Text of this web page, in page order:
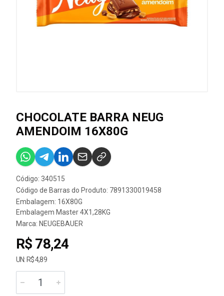
CHOCOLATE BARRA NEUG
AMENDOIM 16X80G
Código: 340515
Código de Barras do Produto: 7891330019458
Embalagem: 16X80G
Embalagem Master 4X1,28KG
Marca: NEUGEBAUER
R$ 78,24
UN: R$ 4,89